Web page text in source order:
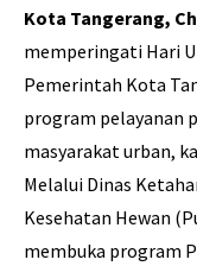
Kota Tangerang,
memperingati Hari
Pemerintah Kota
program pelayanan
masyarakat urban,
Melalui Dinas
Kesehatan Hewan
membuka program